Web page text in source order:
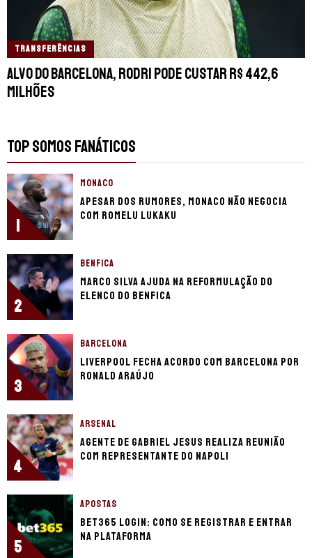
TRANSFERÊNCIAS
Alvo do Barcelona, Rodri pode custar R$ 442,6
milhões
TOP SOMOS FANÁTICOS
1
MONACO
Apesar dos rumores, Monaco não negocia
com Romelu Lukaku
2
BENFICA
Marco Silva ajuda na reformulação do
elenco do Benfica
3
BARCELONA
Liverpool fecha acordo com Barcelona por
Ronald Araújo
4
ARSENAL
Agente de Gabriel Jesus realiza reunião
com representante do Napoli
5
APOSTAS
bet365 login: como se registrar e entrar
na plataforma